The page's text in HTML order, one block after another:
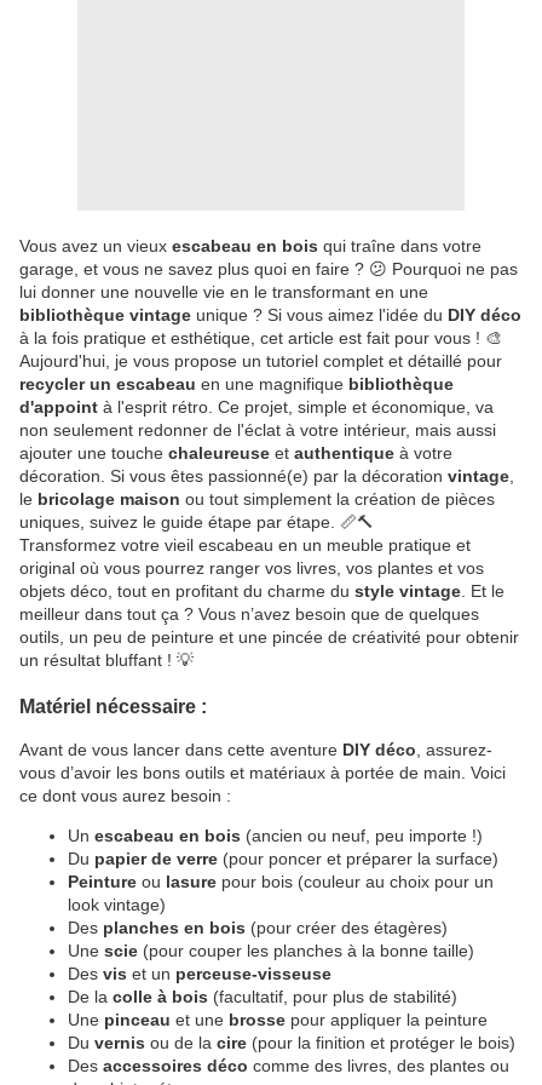
Vous avez un vieux escabeau en bois qui traîne dans votre
garage, et vous ne savez plus quoi en faire ? 😕 Pourquoi ne pas
lui donner une nouvelle vie en le transformant en une
bibliothèque vintage unique ? Si vous aimez l'idée du DIY déco
à la fois pratique et esthétique, cet article est fait pour vous ! 🎨
Aujourd'hui, je vous propose un tutoriel complet et détaillé pour
recycler un escabeau en une magnifique bibliothèque
d'appoint à l'esprit rétro. Ce projet, simple et économique, va
non seulement redonner de l'éclat à votre intérieur, mais aussi
ajouter une touche chaleureuse et authentique à votre
décoration. Si vous êtes passionné(e) par la décoration vintage
le bricolage maison ou tout simplement la création de pièces
uniques, suivez le guide étape par étape. 📏🔨
Transformez votre vieil escabeau en un meuble pratique et
original où vous pourrez ranger vos livres, vos plantes et vos
objets déco, tout en profitant du charme du style vintage . Et le
meilleur dans tout ça ? Vous n’avez besoin que de quelques
outils, un peu de peinture et une pincée de créativité pour obtenir
un résultat bluffant ! 💡
Matériel nécessaire :
Avant de vous lancer dans cette aventure DIY déco , assurez-
vous d’avoir les bons outils et matériaux à portée de main. Voici
ce dont vous aurez besoin :
Un escabeau en bois (ancien ou neuf, peu importe !)
Du papier de verre (pour poncer et préparer la surface)
Peinture ou lasure pour bois (couleur au choix pour un
look vintage)
Des planches en bois (pour créer des étagères)
Une scie (pour couper les planches à la bonne taille)
Des vis et un perceuse-visseuse
De la colle à bois (facultatif, pour plus de stabilité)
Une pinceau et une brosse pour appliquer la peinture
Du vernis ou de la cire (pour la finition et protéger le bois)
Des accessoires déco comme des livres, des plantes ou